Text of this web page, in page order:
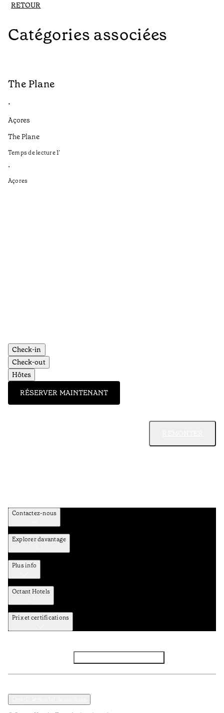
RETOUR
Catégories associées
The Plane
•
Açores
The Plane
Temps de lecture1’
•
Açores
Check-in
Check-out
Hôtes
RÉSERVER MAINTENANT
Contactez-nous
Explorer davantage
Plus info
Octant Hotels
Prix et certifications